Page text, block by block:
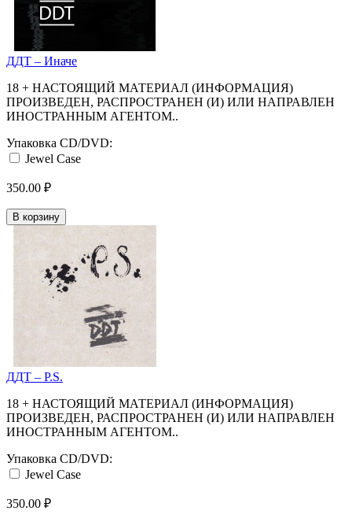
ДДТ ‎– Иначе
18 + НАСТОЯЩИЙ МАТЕРИАЛ (ИНФОРМАЦИЯ)
ПРОИЗВЕДЕН, РАСПРОСТРАНЕН (И) ИЛИ НАПРАВЛЕН
ИНОСТРАННЫМ АГЕНТОМ..
Упаковка CD/DVD:
Jewel Case
350.00 ₽
В корзину
ДДТ ‎– P.S.
18 + НАСТОЯЩИЙ МАТЕРИАЛ (ИНФОРМАЦИЯ)
ПРОИЗВЕДЕН, РАСПРОСТРАНЕН (И) ИЛИ НАПРАВЛЕН
ИНОСТРАННЫМ АГЕНТОМ..
Упаковка CD/DVD:
Jewel Case
350.00 ₽